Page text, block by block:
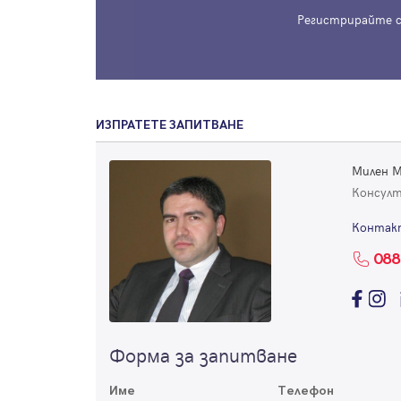
Регистрирайте
ИЗПРАТЕТЕ ЗАПИТВАНЕ
Милен
Форма за запитване
Име Телефон